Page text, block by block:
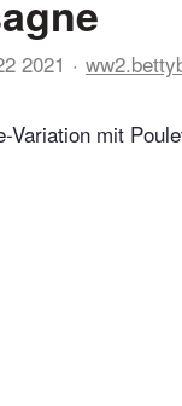
2021
Variation mit